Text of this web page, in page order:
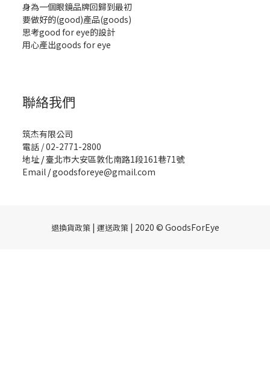
身為一個眼鏡品牌回歸到最初
要做好的(good)產品(goods)
思考good for eye的設計
用心產出goods for eye
聯絡我們
筑杰有限公司
電話 / 02-2771-2800
地址 /臺北市大安區敦化南路1段161巷71號
Email /goodsforeye@gmail.com
退換貨政策| 運送政策| 2020 © GoodsForEye